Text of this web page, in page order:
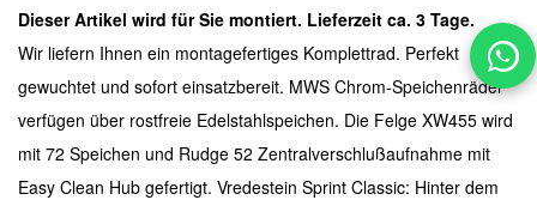
Dieser Artikel wird für Sie montiert. Lieferzeit ca. 3 Tage.
Wir liefern Ihnen ein montagefertiges Komplettrad. Perfekt
gewuchtet und sofort einsatzbereit. MWS Chrom-Speichenräder
verfügen über rostfreie Edelstahlspeichen. Die Felge XW455 wird
mit 72 Speichen und Rudge 52 Zentralverschlußaufnahme mit
Easy Clean Hub gefertigt. Vredestein Sprint Classic: Hinter dem